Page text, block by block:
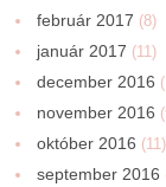
február 2017 (8)
január 2017 (11)
december 2016
november 2016
október 2016 (11)
september 2016